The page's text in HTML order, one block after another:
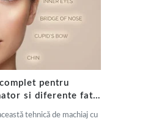
pentru
si diferente fata
tehnică de machiaj cu